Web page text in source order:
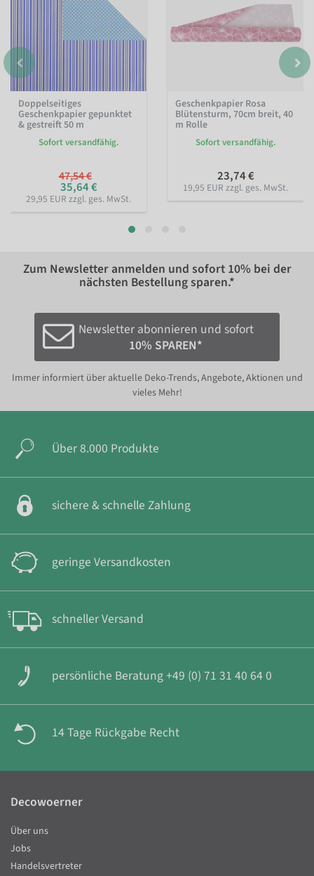
Doppelseitiges
Geschenkpapier gepunktet
& gestreift 50 m
Sofort versandfähig.
47,54 €
35,64 €
29,95 EUR zzgl. ges. MwSt.
Geschenkpapier Rosa
Blütensturm, 70cm breit, 40
m Rolle
Sofort versandfähig.
23,74 €
19,95 EUR zzgl. ges. MwSt.
Zum Newsletter anmelden und sofort 10% bei der
nächsten Bestellung sparen.*
Newsletter abonnieren und sofort
10% SPAREN*
Immer informiert über aktuelle Deko-Trends, Angebote, Aktionen und
vieles Mehr!
Über 8.000 Produkte
sichere & schnelle Zahlung
geringe Versandkosten
schneller Versand
persönliche Beratung +49 (0) 71 31 40 64 0
14 Tage Rückgabe Recht
Decowoerner
Über uns
Jobs
Handelsvertreter